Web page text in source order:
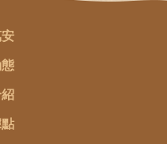
紹
點